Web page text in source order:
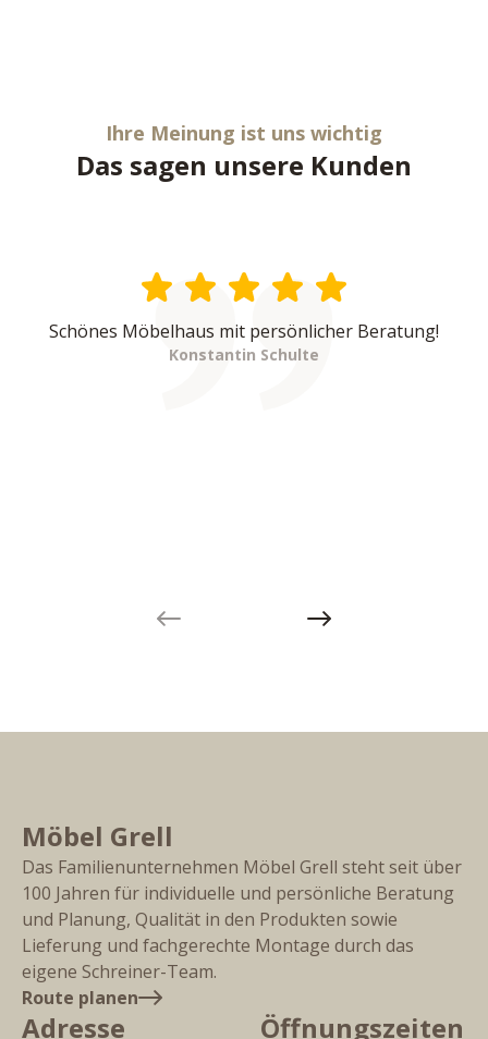
Ihre Meinung ist uns wichtig
Das sagen unsere Kunden
Schönes Möbelhaus mit persönlicher Beratung!
Konstantin Schulte
Next slide
Möbel Grell
Das Familienunternehmen Möbel Grell steht seit über
100 Jahren für individuelle und persönliche Beratung
und Planung, Qualität in den Produkten sowie
Lieferung und fachgerechte Montage durch das
eigene Schreiner-Team.
Route planen
Adresse Öffnungszeiten